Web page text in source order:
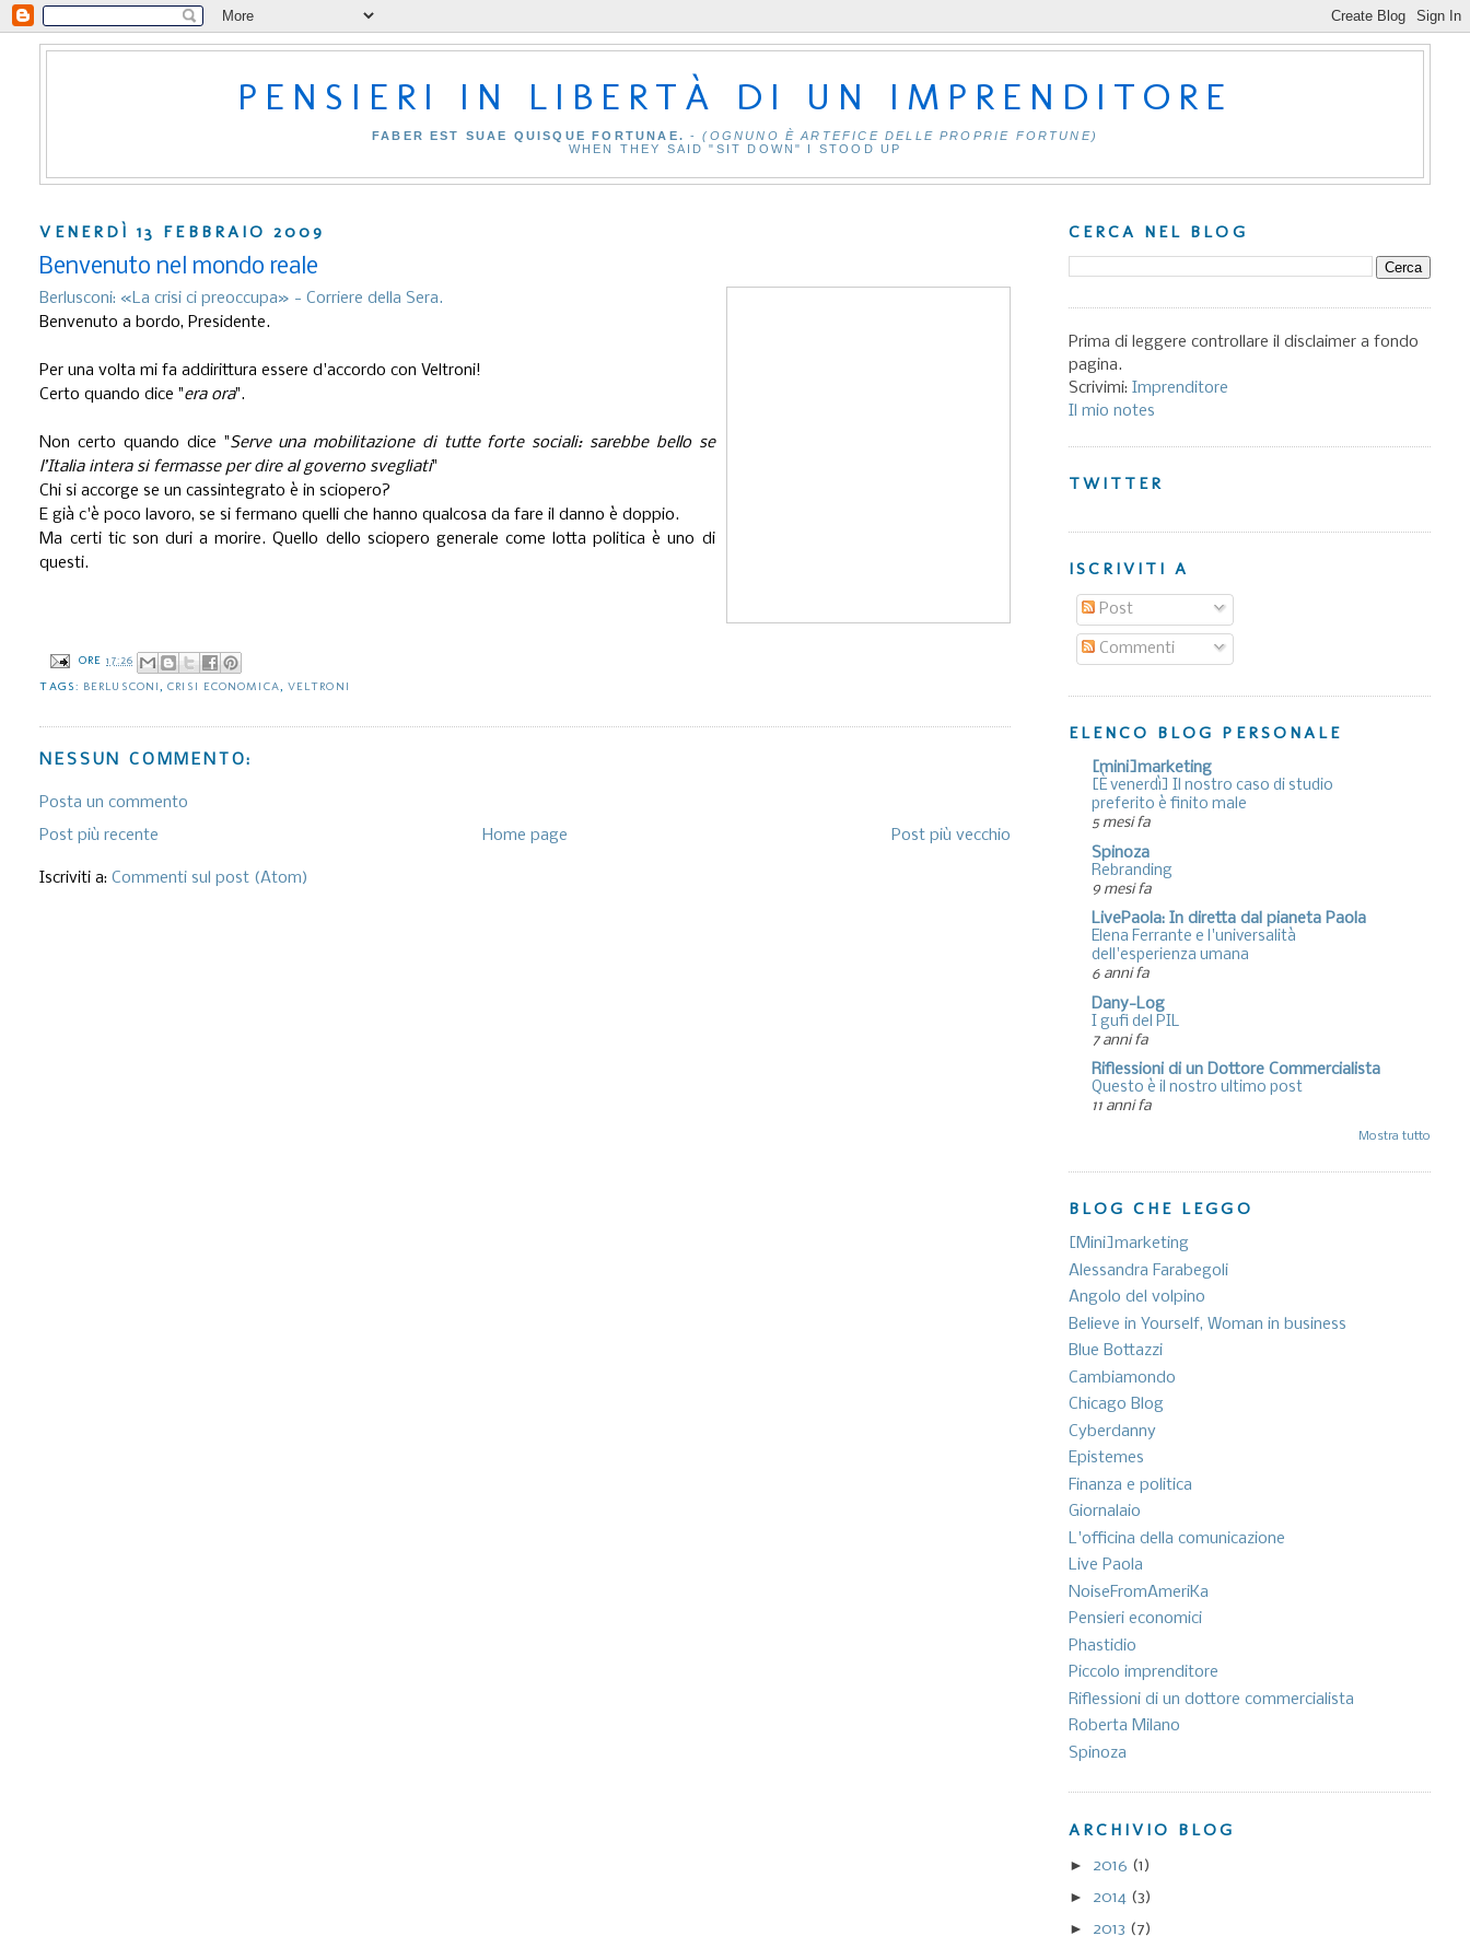
PENSIERI IN LIBERTÀ DI UN IMPRENDITORE
FABER EST SUAE QUISQUE FORTUNAE. -(OGNUNO È ARTEFICE DELLE PROPRIE FORTUNE)
WHEN THEY SAID "SIT DOWN" I STOOD UP
VENERDÌ 13 FEBBRAIO 2009
Benvenuto nel mondo reale
Berlusconi: «La crisi ci preoccupa» - Corriere della Sera.
Benvenuto a bordo, Presidente.
Per una volta mi fa addirittura essere d'accordo con Veltroni!
Certo quando dice "era ora".
Non certo quando dice "Serve una mobilitazione di tutte forte sociali: sarebbe bello se
l’Italia intera si fermasse per dire al governo svegliati"
Chi si accorge se un cassintegrato è in sciopero?
E già c'è poco lavoro, se si fermano quelli che hanno qualcosa da fare il danno è doppio.
Ma certi tic son duri a morire. Quello dello sciopero generale come lotta politica è uno di
questi.
ORE17:26
TAGS: BERLUSCONI ,CRISI ECONOMICA VELTRONI
NESSUN COMMENTO:
Posta un commento
Post più recente
Post più vecchio
Home page
Iscriviti a:Commenti sul post (Atom)
CERCA NEL BLOG
Prima di leggere controllare il disclaimer a fondo
pagina.
Scrivimi: Imprenditore
Il mio notes
TWITTER
ISCRIVITI A
Post
Commenti
ELENCO BLOG PERSONALE
[mini]marketing
[È venerdì] Il nostro caso di studio
preferito è finito male
5 mesi fa
Spinoza
Rebranding
9 mesi fa
LivePaola: In diretta dal pianeta Paola
Elena Ferrante e l'universalità
dell'esperienza umana
6 anni fa
Dany-Log
I gufi del PIL
7 anni fa
Riflessioni di un Dottore Commercialista
Questo è il nostro ultimo post
11 anni fa
Mostra tutto
BLOG CHE LEGGO
[Mini]marketing
Alessandra Farabegoli
Angolo del volpino
Believe in Yourself, Woman in business
Blue Bottazzi
Cambiamondo
Chicago Blog
Cyberdanny
Epistemes
Finanza e politica
Giornalaio
L'officina della comunicazione
Live Paola
NoiseFromAmeriKa
Pensieri economici
Phastidio
Piccolo imprenditore
Riflessioni di un dottore commercialista
Roberta Milano
Spinoza
ARCHIVIO BLOG
► 2016 (1)
► 2014 (3)
► 2013 (7)